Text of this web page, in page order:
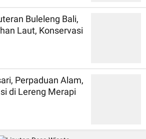
Buleleng Bali,
Laut, Konservasi
Perpaduan Alam,
di Lereng Merapi